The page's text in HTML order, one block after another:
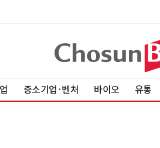
중소기업·벤처 바이오 유통